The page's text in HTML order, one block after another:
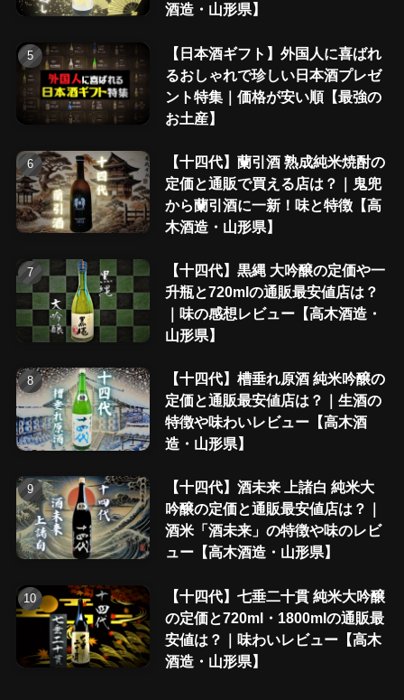
酒造・山形県】
【日本酒ギフト】外国人に喜ばれ
るおしゃれで珍しい日本酒プレゼ
ント特集｜価格が安い順【最強の
お土産】
【十四代】蘭引酒 熟成純米焼酎の
定価と通販で買える店は？｜鬼兜
から蘭引酒に一新！味と特徴【高
木酒造・山形県】
【十四代】黒縄 大吟醸の定価や一
升瓶と720mlの通販最安値店は？
｜味の感想レビュー【高木酒造・
山形県】
【十四代】槽垂れ原酒 純米吟醸の
定価と通販最安値店は？｜生酒の
特徴や味わいレビュー【高木酒
造・山形県】
【十四代】酒未来 上諸白 純米大
吟醸の定価と通販最安値店は？｜
酒米「酒未来」の特徴や味のレビ
ュー【高木酒造・山形県】
【十四代】七垂二十貫 純米大吟醸
の定価と720ml・1800mlの通販最
安値は？｜味わいレビュー【高木
酒造・山形県】